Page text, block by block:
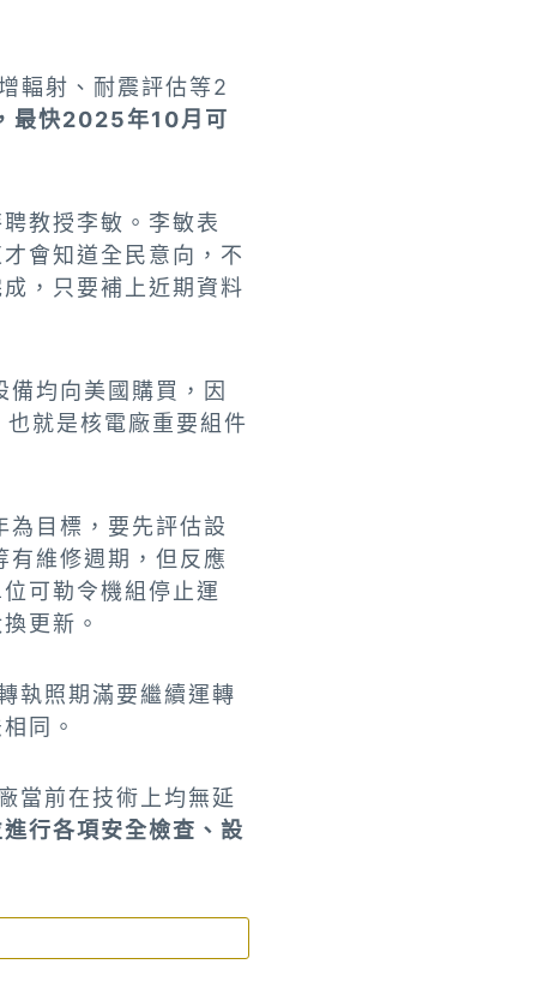
輻射、耐震評估等2
最快2025年10月可
教授李敏。李敏表
會知道全民意向，不
，只要補上近期資料
均向美國購買，因
就是核電廠重要組件
目標，要先評估設
維修週期，但反應
可勒令機組停止運
更新。
執照期滿要繼續運轉
同。
當前在技術上均無延
行各項安全檢查、設